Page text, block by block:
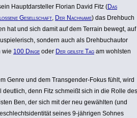
Haupt­dar­steller Florian David Fitz (Das
Gesell­schaft, Der Nachname) das Drehbuch
hat und sich damit auf dem Terrain bewegt, auf
sondern auch als Dreh­buch­autor
wie 100 Dinge oder Der geilste Tag am wohlsten
Genre und dem Trans­gender-Fokus fühlt, wird
deutlich, denn Fitz schmeißt sich in die Rolle des
Ben, der sich mit der neu gewählten (und
seines 9-jährigen Sohnes